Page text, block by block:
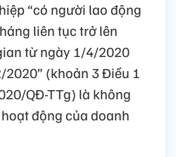
“có người lao động
liên tục trở lên
từ ngày 1/4/2020
(khoản 3 Điều 1
QĐ-TTg) là không
động của doanh